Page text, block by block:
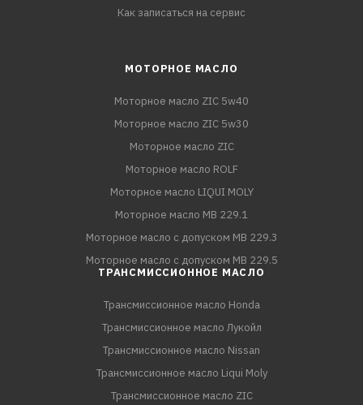
Как записаться на сервис
МОТОРНОЕ МАСЛО
Моторное масло ZIC 5w40
Моторное масло ZIC 5w30
Моторное масло ZIC
Моторное масло ROLF
Моторное масло LIQUI MOLY
Моторное масло MB 229.1
Моторное масло с допуском MB 229.3
Моторное масло с допуском MB 229.5
ТРАНСМИССИОННОЕ МАСЛО
Трансмиссионное масло Honda
Трансмиссионное масло Лукойл
Трансмиссионное масло Nissan
Трансмиссионное масло Liqui Moly
Трансмиссионное масло ZIC